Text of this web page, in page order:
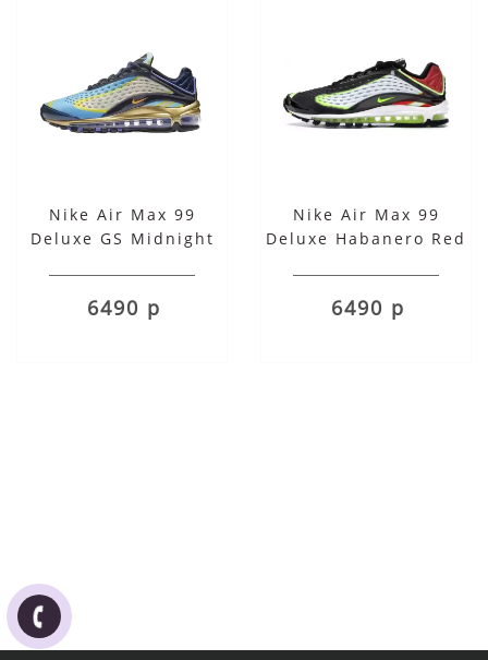
Nike Air Max 99
Deluxe GS Midnight
6490 р
Nike Air Max 99
Deluxe Habanero Red
6490 р